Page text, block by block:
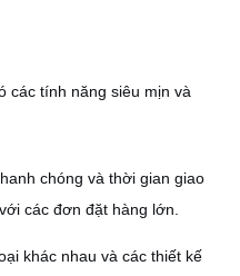
các tính năng siêu mịn và
chóng và thời gian giao
các đơn đặt hàng lớn.
khác nhau và các thiết kế